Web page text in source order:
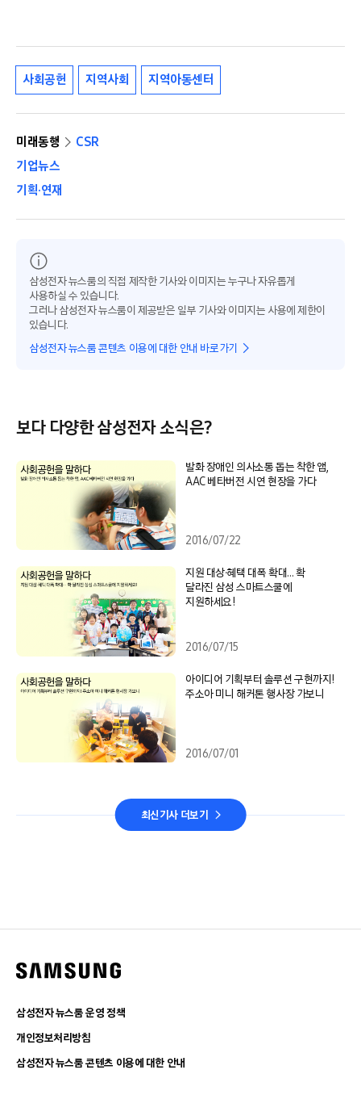
사회공헌 지역사회 지역아동센터
미래동행
CSR
기업뉴스
기획·연재
삼성전자 뉴스룸의 직접 제작한 기사와 이미지는 누구나 자유롭게
사용하실 수 있습니다.
그러나 삼성전자 뉴스룸이 제공받은 일부 기사와 이미지는 사용에 제한이
있습니다.
삼성전자 뉴스룸 콘텐츠 이용에 대한 안내 바로가기
보다 다양한 삼성전자 소식은?
발화 장애인 의사소통 돕는 착한 앱,
AAC 베타버전 시연 현장을 가다
2016/07/22
지원 대상∙혜택 대폭 확대… 확
달라진 삼성 스마트스쿨에
지원하세요!
2016/07/15
아이디어 기획부터 솔루션 구현까지!
주소아 미니 해커톤 행사장 가보니
2016/07/01
최신기사 더보기
삼성전자 뉴스룸 운영 정책
개인정보처리방침
삼성전자 뉴스룸 콘텐츠 이용에 대한 안내